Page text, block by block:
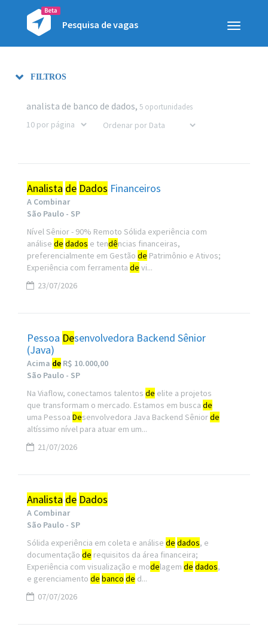
Toggle
Pesquisa de vagas
FILTROS
analista de banco de dados, 5 oportunidades
Analista de Dados Financeiros
A Combinar
São Paulo - SP
Nível Sênior - 90% Remoto Sólida experiência com
análise de dados e tendências financeiras,
preferencialmente em Gestão de Patrimônio e Ativos;
Experiência com ferramenta de vi...
23/07/2026
Pessoa Desenvolvedora Backend Sênior
(Java)
Acima de R$ 10.000,00
São Paulo - SP
Na Viaflow, conectamos talentos de elite a projetos
que transformam o mercado. Estamos em busca de
uma Pessoa Desenvolvedora Java Backend Sêniorde
altíssimo nível para atuar em um...
21/07/2026
Analista de Dados
A Combinar
São Paulo - SP
Sólida experiência em coleta e análise de dados, e
documentação de requisitos da área financeira;
Experiência com visualização e modelagem de dados,
e gerenciamento de banco de d...
07/07/2026